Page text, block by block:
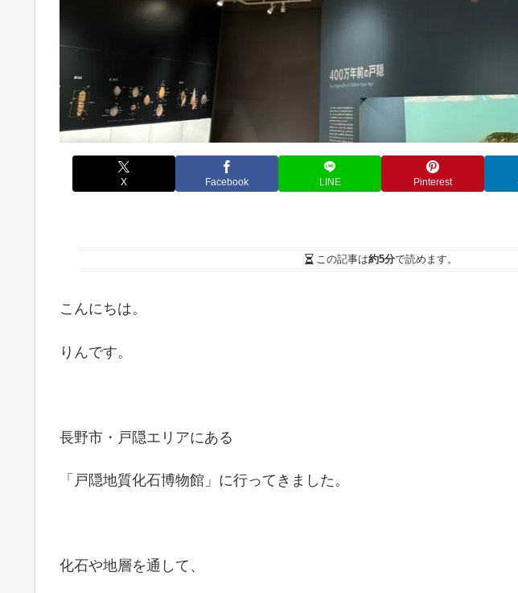
X Facebook LINE Pinterest
この記事は約5分で読めます。
こんにちは。
りんです。
長野市・戸隠エリアにある
「戸隠地質化石博物館」に行ってきました。
化石や地層を通して、